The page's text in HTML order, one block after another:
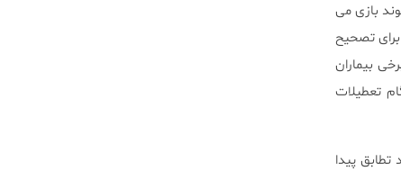
بازی می
برای تصحیح
بیماران
تعطیلات
پیدا